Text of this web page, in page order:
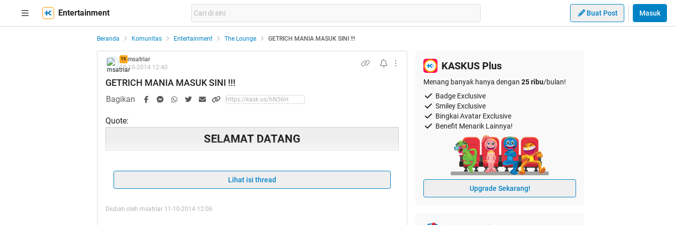
Entertainment Buat Post Masuk
Beranda Komunitas Entertainment The Lounge GETRICH MANIA MASUK SINI !!!
TS msatriar
10-10-2014 12:40
GETRICH MANIA MASUK SINI !!!
Bagikan
Quote:
SELAMAT DATANG
Quote:
Lihat isi thread
Diubah oleh msatriar 11-10-2014 12:06
KASKUS Plus
Menang banyak hanya dengan 25 ribu/bulan!
Badge Exclusive
Smiley Exclusive
Bingkai Avatar Exclusive
Benefit Menarik Lainnya!
Upgrade Sekarang!